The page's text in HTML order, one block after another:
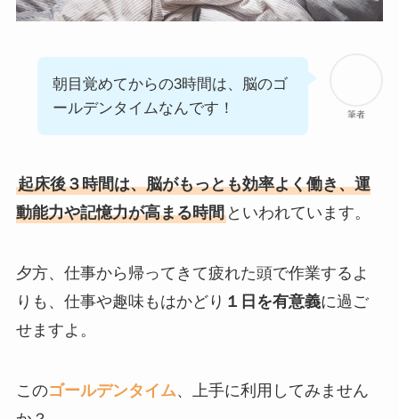
筆者
朝目覚めてからの3時間は、脳のゴ
ールデンタイムなんです！
起床後３時間は、脳がもっとも効率よく働き、運
動能力や記憶力が高まる時間といわれています。
夕方、仕事から帰ってきて疲れた頭で作業するよ
りも、仕事や趣味もはかどり １日を有意義に過ご
せますよ。
このゴールデンタイム、上手に利用してみません